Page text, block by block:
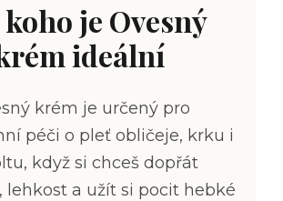
je Ovesný
ideální
krém je určený pro
péči o pleť obličeje, krku i
když si chceš dopřát
lehkost a užít si pocit hebké